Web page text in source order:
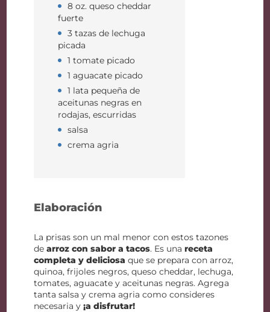
8 oz. queso cheddar
fuerte
3 tazas de lechuga
picada
1 tomate picado
1 aguacate picado
1 lata pequeña de
aceitunas negras en
rodajas, escurridas
salsa
crema agria
Elaboración
La prisas son un mal menor con estos tazones
dearroz con sabor a tacos. Es unareceta
completa y deliciosa que se prepara con arroz,
quinoa, frijoles negros, queso cheddar, lechuga,
tomates, aguacate y aceitunas negras. Agrega
tanta salsa y crema agria como consideres
necesaria y¡a disfrutar!